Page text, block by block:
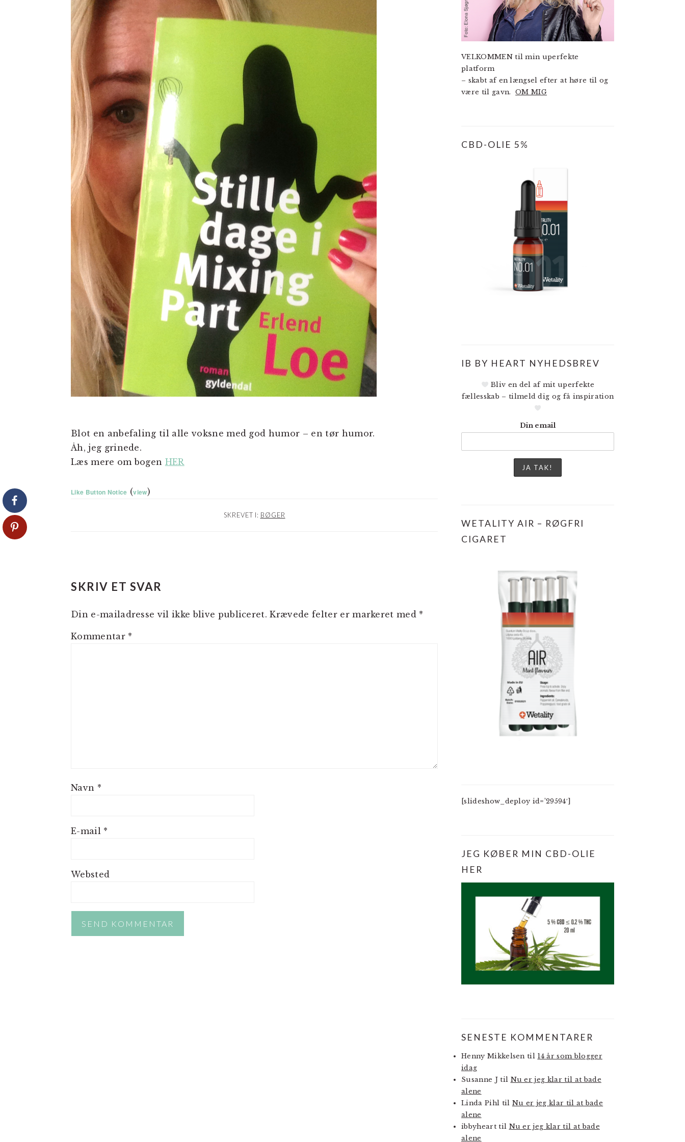
Blot en anbefaling til alle voksne med god humor – en tør humor.
Åh, jeg grinede.
Læs mere om bogen HER
Like Button Notice (view)
SKREVET I: BØGER
SKRIV ET SVAR
Din e-mailadresse vil ikke blive publiceret. Krævede felter er markeret med *
Kommentar *
Navn *
E-mail *
Websted
VELKOMMEN til min uperfekte
platform
– skabt af en længsel efter at høre til og
være til gavn.OM MIG
CBD-OLIE 5%
IB BY HEART NYHEDSBREV
Bliv en del af mit uperfekte
fællesskab – tilmeld dig og få inspiration
Din email
WETALITY AIR – RØGFRI
CIGARET
[slideshow_deploy id=’29594′]
JEG KØBER MIN CBD-OLIE
HER
SENESTE KOMMENTARER
Henny Mikkelsen til 14 år som blogger
idag
Susanne Jtil Nu er jeg klar til at bade
alene
Linda Pihl til Nu er jeg klar til at bade
alene
ibbyhearttil Nu er jeg klar til at bade
alene